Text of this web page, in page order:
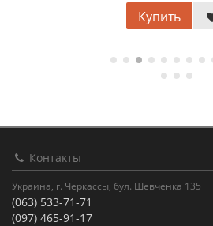
Купить
Контакты
Украина, г. Черкассы, бул. Шевченка 135
(063) 533-71-71
(097) 465-91-17